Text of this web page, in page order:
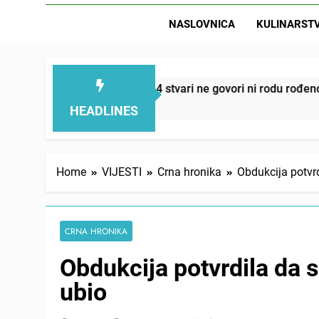
NASLOVNICA
HEADLINES
– ove 4 stvari ne govori ni rodu rođenom
Home VIJESTI Crna hronika Obdukcija
CRNA HRONIKA
Obdukcija potvrdila da
ubio